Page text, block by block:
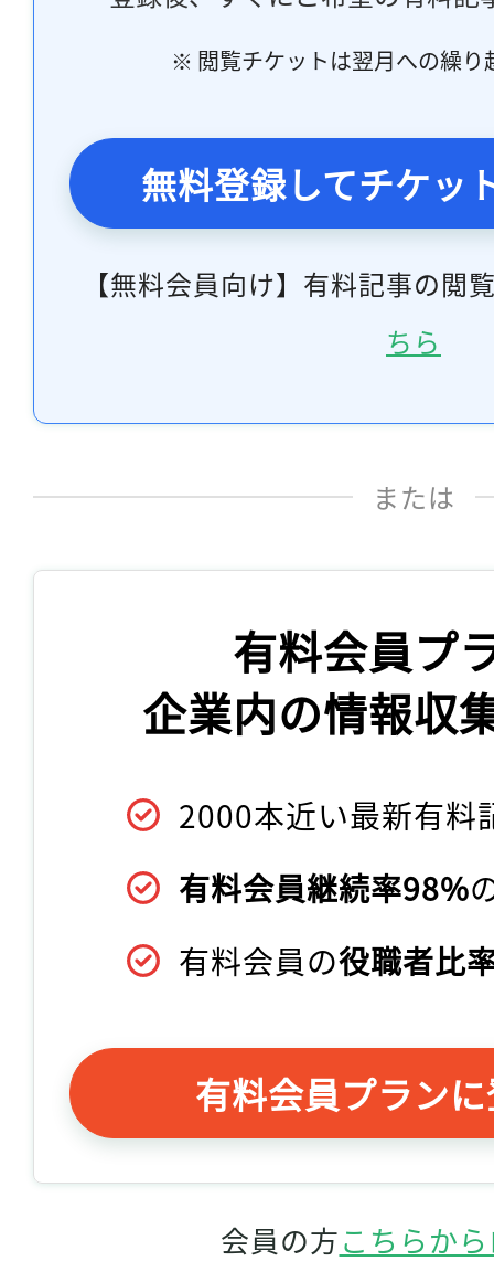
※ 閲覧チケットは翌月への繰り
無料登録してチケッ
【無料会員向け】有料記事の閲
ちら
または
有料会員プ
企業内の情報収
2000本近い最新有料
有料会員継続率98%
有料会員の役職者比
有料会員プラン
会員の方こちらか